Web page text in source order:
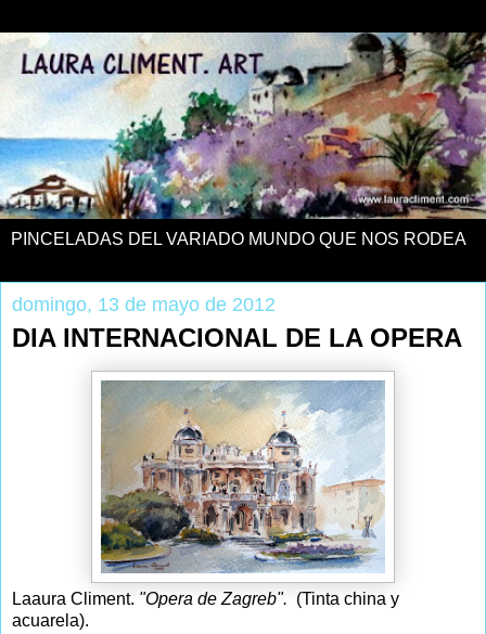
PINCELADAS DEL VARIADO MUNDO QUE NOS RODEA
domingo, 13 de mayo de 2012
DIA INTERNACIONAL DE LA OPERA
Laaura Climent. "Opera de Zagreb". (Tinta china y
acuarela).